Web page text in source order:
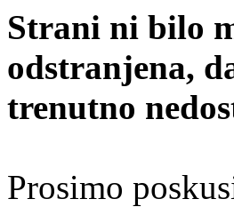
Strani ni bilo
odstranjena,
trenutno
Prosimo